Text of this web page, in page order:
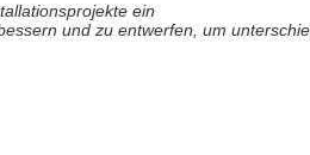
ein
und zu entwerfen, um